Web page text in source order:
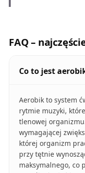
FAQ –
Co to jest
Aerobik to system
rytmie muzyki,
tlenowej
wymagającej
której organizm
przy tętnie
maksymalnego, co